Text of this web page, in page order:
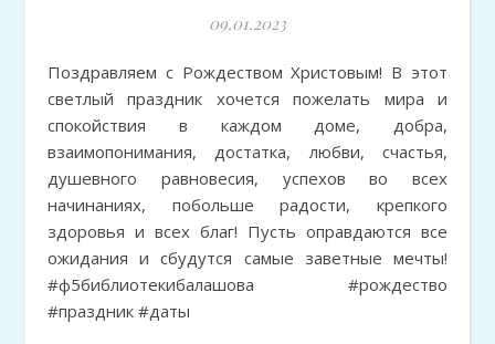
09.01.2023
Поздравляем с Рождеством Христовым! В этот
светлый праздник хочется пожелать мира и
спокойствия в каждом доме, добра,
взаимопонимания, достатка, любви, счастья,
душевного равновесия, успехов во всех
начинаниях, побольше радости, крепкого
здоровья и всех благ! Пусть оправдаются все
ожидания и сбудутся самые заветные мечты!
#ф5библиотекибалашова #рождество
#праздник #даты